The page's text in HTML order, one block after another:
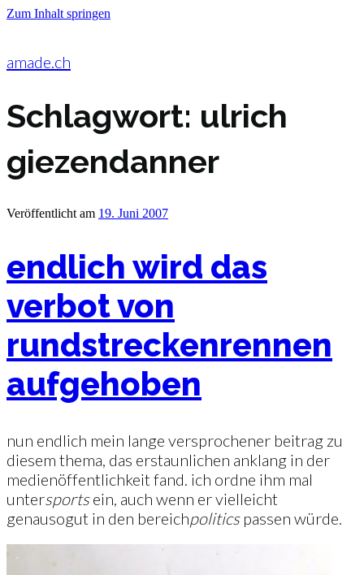
Zum Inhalt springen
amade.ch
Schlagwort: ulrich
giezendanner
Veröffentlicht am 19. Juni 2007
endlich wird das
verbot von
rundstreckenrennen
aufgehoben
nun endlich mein lange versprochener beitrag zu
diesem thema, das erstaunlichen anklang in der
medienöffentlichkeit fand. ich ordne ihm mal
untersportsein, auch wenn er vielleicht
genausogut in den bereichpoliticspassen würde.